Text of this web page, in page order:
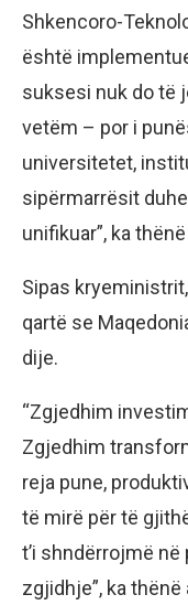
Shkencoro-
është
suksesi nuk do të
vetëm – por i
universitetet,
sipërmarrësit
unifikuar”, ka thënë
Sipas
qartë se
dije.
“Zgjedhim
Zgjedhim
reja pune,
të mirë për të
t’i shndërrojmë
zgjidhje”, ka thënë